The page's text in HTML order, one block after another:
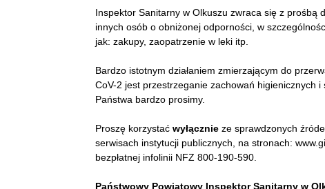
Inspektor Sanitarny w Olkuszu zwraca się z prośbą
innych osób o obniżonej odporności, w
jak: zakupy, zaopatrzenie w leki itp.
Bardzo istotnym działaniem zmierzającym do
CoV-2 jest przestrzeganie zachowań higienicznych i
Państwa bardzo prosimy.
Proszę korzystać wyłącznie ze sprawdzonych
serwisach instytucji publicznych, na stronach:
bezpłatnej infolinii NFZ 800-190-590.
Państwowy Powiatowy Inspektor Sanitarny w